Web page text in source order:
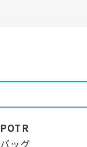
POTR
バッグ